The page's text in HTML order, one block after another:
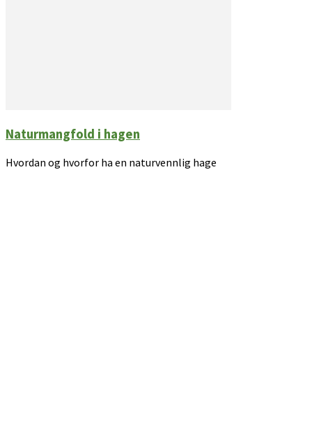
Naturmangfold i hagen
Hvordan og hvorfor ha en naturvennlig hage